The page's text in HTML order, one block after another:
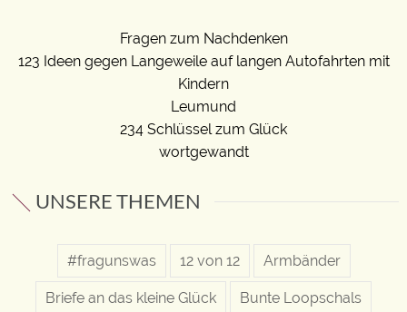
Fragen zum Nachdenken
123 Ideen gegen Langeweile auf langen Autofahrten mit
Kindern
Leumund
234 Schlüssel zum Glück
wortgewandt
UNSERE THEMEN
#fragunswas 12 von 12 Armbänder
Briefe an das kleine Glück Bunte Loopschals